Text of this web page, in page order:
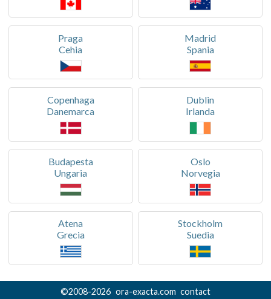
Praga
Cehia
Madrid
Spania
Copenhaga
Danemarca
Dublin
Irlanda
Budapesta
Ungaria
Oslo
Norvegia
Atena
Grecia
Stockholm
Suedia
©2008-2026 ora-exacta.com contact